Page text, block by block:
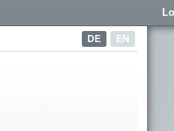
DE EN